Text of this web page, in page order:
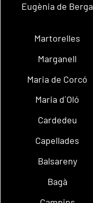
Eugènia de Berga
Martorelles
Marganell
Maria de Corcó
Maria d´Oló
Cardedeu
Capellades
Balsareny
Bagà